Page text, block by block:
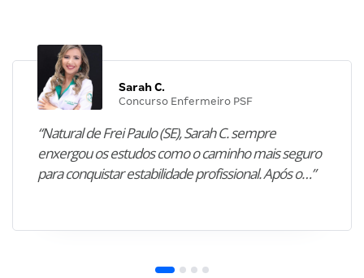
Sarah C.
Concurso Enfermeiro PSF
“Natural de Frei Paulo (SE), Sarah C. sempre
enxergou os estudos como o caminho mais seguro
para conquistar estabilidade profissional. Após o…”